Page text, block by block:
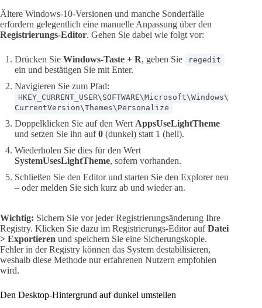
Ältere Windows-10-Versionen und manche Sonderfälle
erfordern gelegentlich eine manuelle Anpassung über den
Registrierungs-Editor. Gehen Sie dabei wie folgt vor:
Drücken Sie Windows-Taste + R, geben Sie regedit
ein und bestätigen Sie mit Enter.
Navigieren Sie zum Pfad:
HKEY_CURRENT_USER\SOFTWARE\Microsoft\Windows\
CurrentVersion\Themes\Personalize
Doppelklicken Sie auf den Wert AppsUseLightTheme
und setzen Sie ihn auf0 (dunkel) statt 1 (hell).
Wiederholen Sie dies für den Wert
SystemUsesLightTheme, sofern vorhanden.
Schließen Sie den Editor und starten Sie den Explorer neu
– oder melden Sie sich kurz ab und wieder an.
Wichtig: Sichern Sie vor jeder Registrierungsänderung Ihre
Registry. Klicken Sie dazu im Registrierungs-Editor aufDatei
> Exportieren und speichern Sie eine Sicherungskopie.
Fehler in der Registry können das System destabilisieren,
weshalb diese Methode nur erfahrenen Nutzern empfohlen
wird.
Den Desktop-Hintergrund auf dunkel umstellen